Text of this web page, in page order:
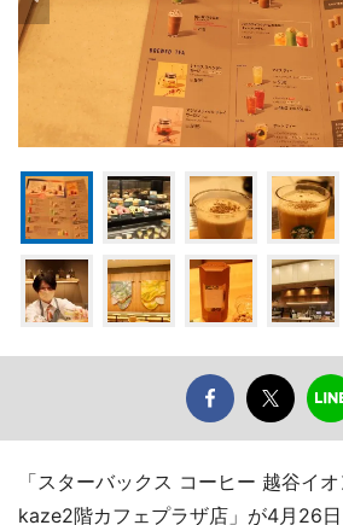
「スターバックス コーヒー 越谷イ
kaze2階カフェプラザ店」が4月26